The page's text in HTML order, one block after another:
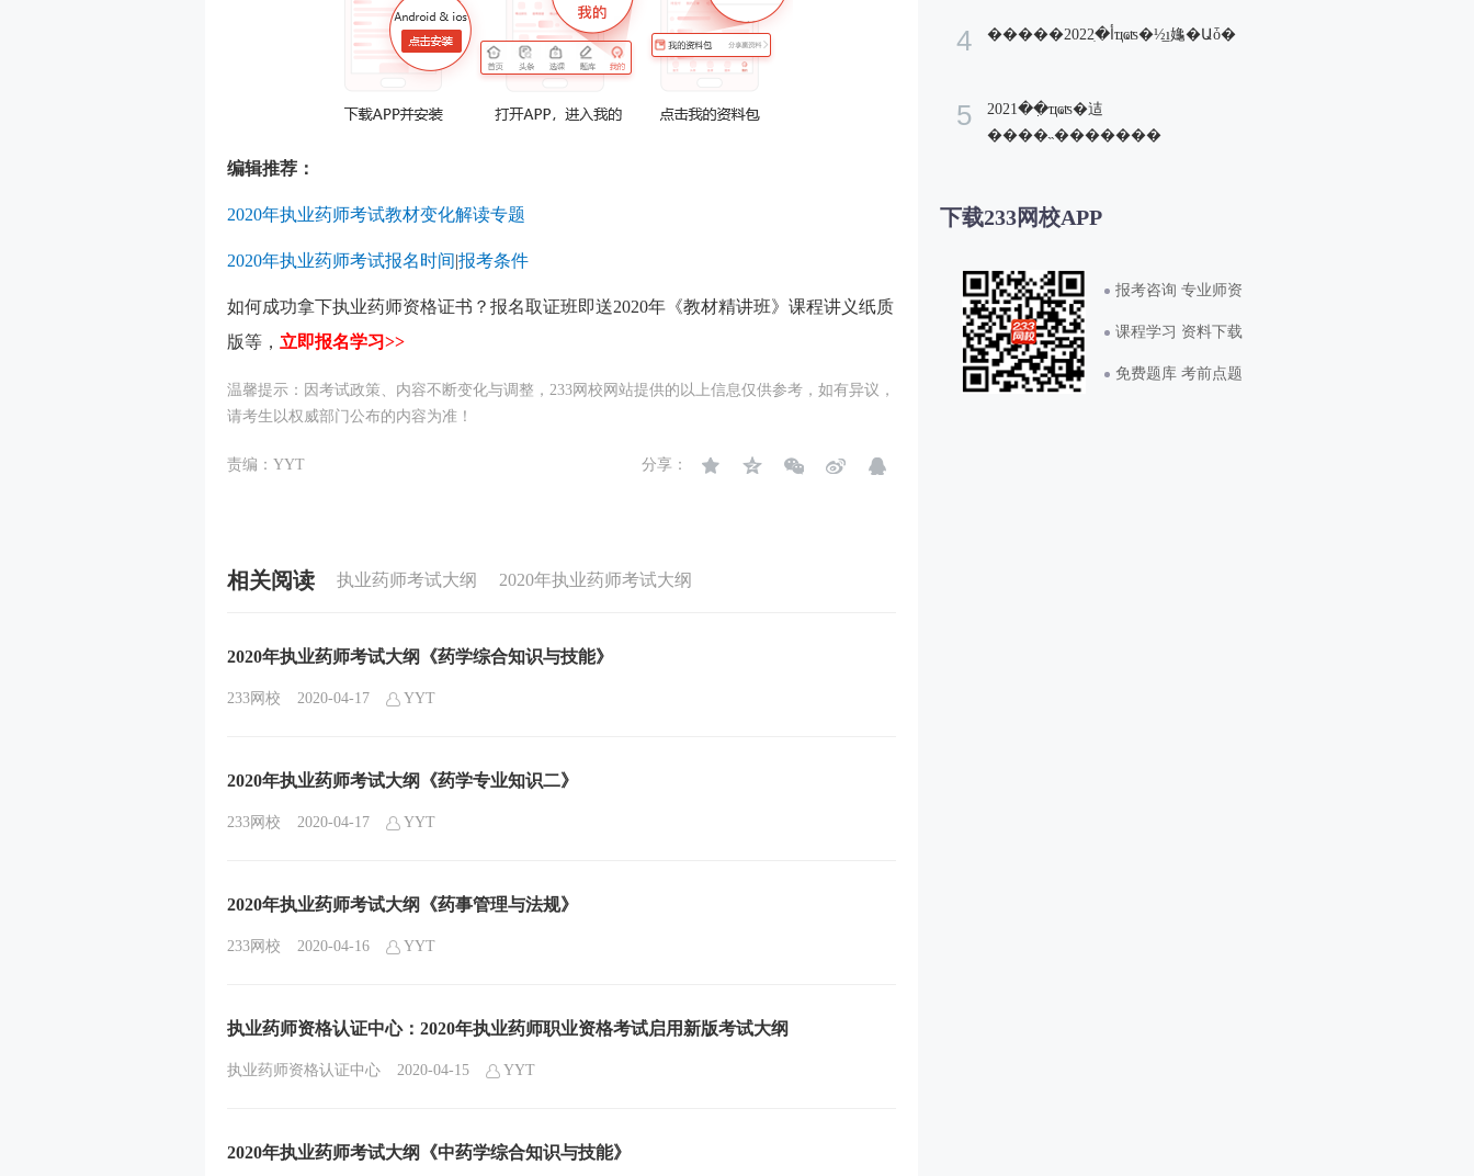
编辑推荐：
2020年执业药师考试教材变化解读专题
2020年执业药师考试报名时间|报考条件
如何成功拿下执业药师资格证书？报名取证班即送2020年《教材精讲班》课程讲义纸质
版等， 立即报名学习>>
温馨提示：因考试政策、内容不断变化与调整，233网校网站提供的以上信息仅供参考，如有异议，
请考生以权威部门公布的内容为准！
责编：YYT 分享：
相关阅读 执业药师考试大纲 2020年执业药师考试大纲
2020年执业药师考试大纲《药学综合知识与技能》
233网校 2020-04-17 YYT
2020年执业药师考试大纲《药学专业知识二》
233网校 2020-04-17 YYT
2020年执业药师考试大纲《药事管理与法规》
233网校 2020-04-16 YYT
执业药师资格认证中心：2020年执业药师职业资格考试启用新版考试大纲
执业药师资格认证中心 2020-04-15 YYT
2020年执业药师考试大纲《中药学综合知识与技能》
4 �����أ�2022ִҵҩʦ�½̲ı䶯�Աȱ�
5
2021��ִҵҩʦ�迼
����˵�������
下载233网校APP
报考咨询 专业师资
课程学习 资料下载
免费题库 考前点题